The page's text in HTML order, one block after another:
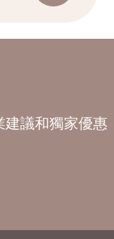
建議和獨家優惠